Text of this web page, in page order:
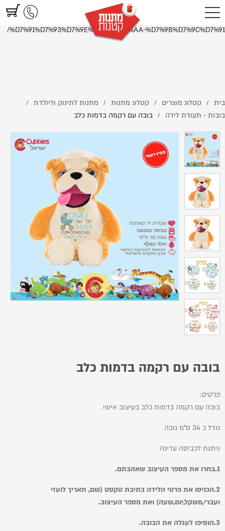
https://www.littlegifts.co.il/%D7%91%D7%95%D7%91%D7%94-
%D7%A2%D7%9D-%D7%A8%D7%A7%D7%9E%D7%94-
%D7%91%D7%93%D7%9E%D7%95%D7%AA-%D7%9B%D7%9C%D7%91/
בית / קטלוג מוצרים / קטלוג מתנות / מתנות לתינוק וליולדת /
בובות - תעודת לידה / בובה עם רקמה בדמות כלב
בובה עם רקמה בדמות כלב
פרטים:
בובה עם רקמה בדמות כלב בעיצוב אישי.
גודל כ 34 ס"מ גובה
ניתנת לכביסה עדינה
1.בחרו את מספר העיצוב שאהבתם.
2. הכניסו את פרטי הלידה בתיבת טקסט (שם, תאריך לועזי
ועברי,משקל,יום,שעה) ואת מספר העיצוב.
3. הוסיפו לעגלה את הבובה.